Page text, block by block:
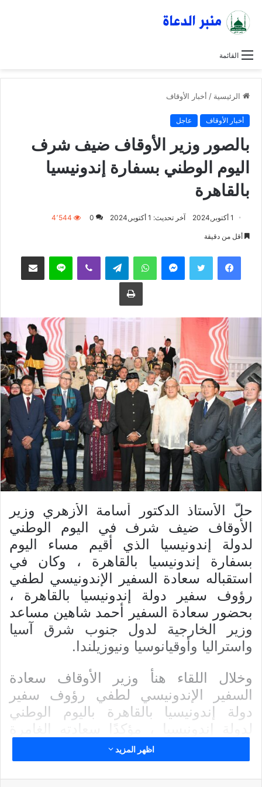
القائمة
الرئيسية / أخبار الأوقاف
أخبار الأوقاف عاجل
بالصور وزير الأوقاف ضيف شرف
اليوم الوطني بسفارة إندونيسيا
بالقاهرة
1 أكتوبر,2024 آخر تحديث: 1 أكتوبر,2024 0 4٬544
أقل من دقيقة
فيسبوك واتساب لاين
طباعة
حلَّ الأستاذ الدكتور أسامة الأزهري وزير
الأوقاف ضيف شرف في اليوم الوطني
لدولة إندونيسيا الذي أقيم مساء اليوم
بسفارة إندونيسيا بالقاهرة ، وكان في
استقباله سعادة السفير الإندونيسي لطفي
رؤوف سفير دولة إندونيسيا بالقاهرة ،
بحضور سعادة السفير أحمد شاهين مساعد
وزير الخارجية لدول جنوب شرق آسيا
واستراليا وأوقيانوسيا ونيوزيلندا.
وخلال اللقاء هنأ وزير الأوقاف سعادة
السفير الإندونيسي لطفي رؤوف سفير
دولة إندونيسيا بالقاهرة باليوم الوطني
لدولة إندونيسيا ، مؤكدًا سعادته الغامرة
واعتزازه بالتعاون المشترك مع دولة
إندونيسيا.
اظهر المزيد